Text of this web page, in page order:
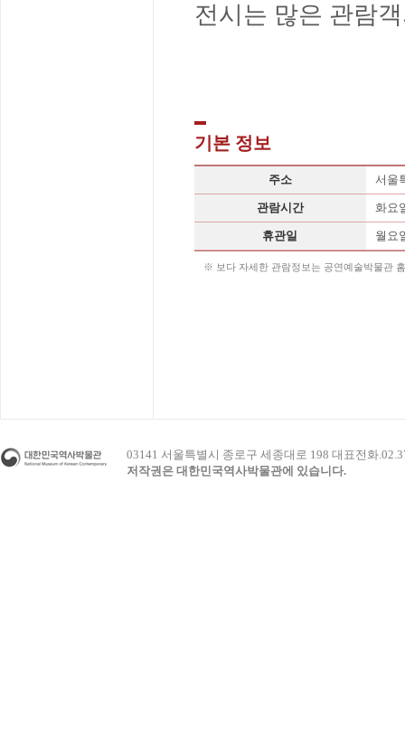
전시는 많은 관람
기본 정보
주소 서울
관람시간 화요
휴관일 월요
※ 보다 자세한 관람정보는 공연예술박물관
03141 서울특별시 종로구 세종대로 198 대표전화
저작권은 대한민국역사박물관에 있습니다.